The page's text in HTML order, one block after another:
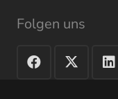
Folgen uns